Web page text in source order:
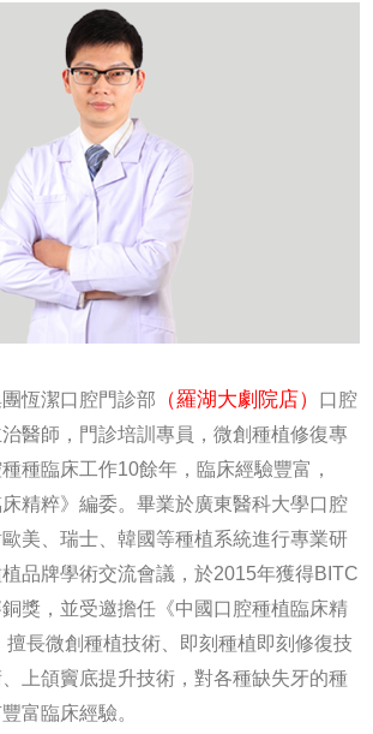
恆潔口腔門診部 （羅湖大劇院店）
口腔
醫師，門診培訓專員，微創種植修復專
種臨床工作10餘年，臨床經驗豐富，
床精粹》編委。畢業於廣東醫科大學口腔
美、瑞士、韓國等種植系統進行專業研
品牌學術交流會議，於2015年獲得BITC
獎，並受邀擔任《中國口腔種植臨床精
長微創種植技術、即刻種植即刻修復技
上頜竇底提升技術，對各種缺失牙的種
富臨床經驗。